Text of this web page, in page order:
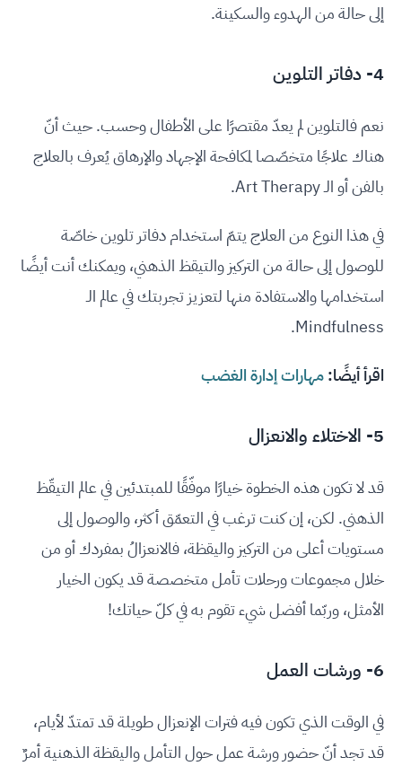
إلى حالة من الهدوء والسكينة.
4- دفاتر التلوين
نعم فالتلوين لم يعدّ مقتصرًا على الأطفال وحسب. حيث أنّ
هناك علاجًا متخصّصا لمكافحة الإجهاد والإرهاق يُعرف بالعلاج
بالفن أو الـ Art Therapy.
في هذا النوع من العلاج يتمّ استخدام دفاتر تلوين خاصّة
للوصول إلى حالة من التركيز والتيقظ الذهني، ويمكنك أنت أيضًا
استخدامها والاستفادة منها لتعزيز تجربتك في عالم الـ
Mindfulness.
اقرأ أيضًا:مهارات إدارة الغضب
5- الاختلاء والانعزال
قد لا تكون هذه الخطوة خيارًا موفّقًا للمبتدئين في عالم التيقّظ
الذهني. لكن، إن كنت ترغب في التعمّق أكثر، والوصول إلى
مستويات أعلى من التركيز واليقظة، فالانعزالُ بمفردك أو من
خلال مجموعات ورحلات تأمل متخصصة قد يكون الخيار
الأمثل، وربّما أفضل شيء تقوم به في كلّ حياتك!
6- ورشات العمل
في الوقت الذي تكون فيه فترات الإنعزال طويلة قد تمتدّ لأيام،
قد تجد أنّ حضور ورشة عمل حول التأمل واليقظة الذهنية أمرٌ